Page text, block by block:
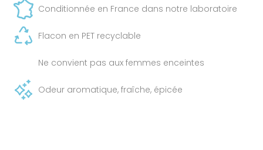
Conditionnée en France dans notre laboratoire
Flacon en PET recyclable
Ne convient pas aux femmes enceintes
Odeur aromatique, fraîche, épicée